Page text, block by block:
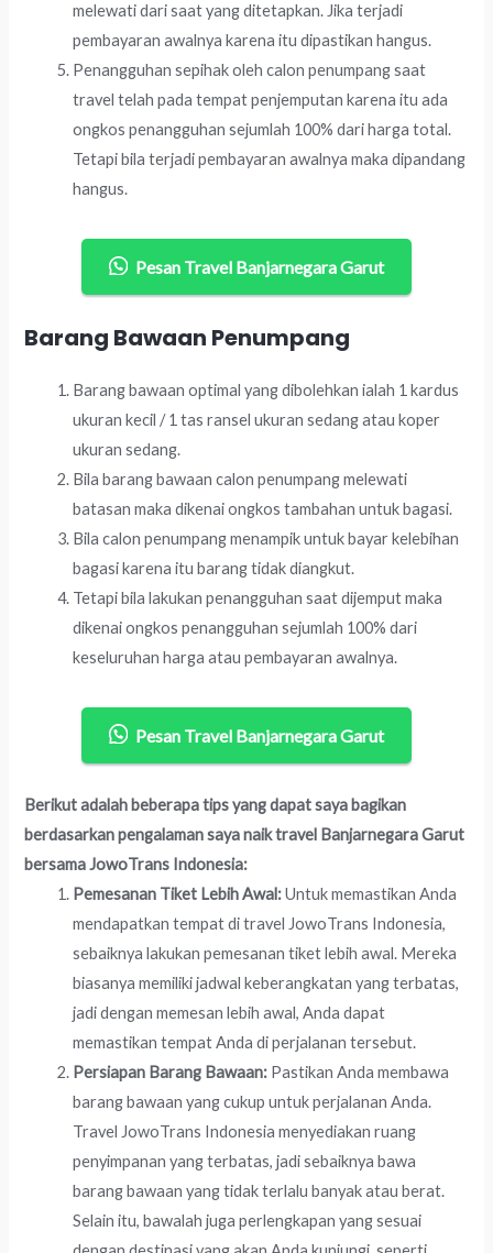
melewati dari saat yang ditetapkan. Jika terjadi
pembayaran awalnya karena itu dipastikan hangus.
Penangguhan sepihak oleh calon penumpang saat
travel telah pada tempat penjemputan karena itu ada
ongkos penangguhan sejumlah 100% dari harga total.
Tetapi bila terjadi pembayaran awalnya maka dipandang
hangus.
Pesan Travel Banjarnegara Garut
Barang Bawaan Penumpang
Barang bawaan optimal yang dibolehkan ialah 1 kardus
ukuran kecil / 1 tas ransel ukuran sedang atau koper
ukuran sedang.
Bila barang bawaan calon penumpang melewati
batasan maka dikenai ongkos tambahan untuk bagasi.
Bila calon penumpang menampik untuk bayar kelebihan
bagasi karena itu barang tidak diangkut.
Tetapi bila lakukan penangguhan saat dijemput maka
dikenai ongkos penangguhan sejumlah 100% dari
keseluruhan harga atau pembayaran awalnya.
Pesan Travel Banjarnegara Garut
Berikut adalah beberapa tips yang dapat saya bagikan
berdasarkan pengalaman saya naik travel Banjarnegara Garut
bersama JowoTrans Indonesia:
Pemesanan Tiket Lebih Awal:Untuk memastikan Anda
mendapatkan tempat di travel JowoTrans Indonesia,
sebaiknya lakukan pemesanan tiket lebih awal. Mereka
biasanya memiliki jadwal keberangkatan yang terbatas,
jadi dengan memesan lebih awal, Anda dapat
memastikan tempat Anda di perjalanan tersebut.
Persiapan Barang Bawaan: Pastikan Anda membawa
barang bawaan yang cukup untuk perjalanan Anda.
Travel JowoTrans Indonesia menyediakan ruang
penyimpanan yang terbatas, jadi sebaiknya bawa
barang bawaan yang tidak terlalu banyak atau berat.
Selain itu, bawalah juga perlengkapan yang sesuai